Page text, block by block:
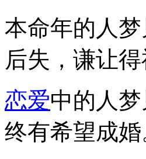
本命年的人
后失，谦让得
恋爱中的人
终有希望成婚